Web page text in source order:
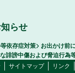
らせ
依存症対策 お出かけ前
誹謗中傷および脅迫行為
サイトマップ リンク